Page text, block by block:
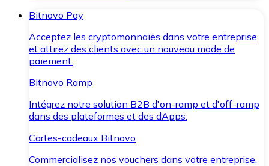
Bitnovo Pay
Acceptez les cryptomonnaies dans votre entreprise
et attirez des clients avec un nouveau mode de
paiement.
Bitnovo Ramp
Intégrez notre solution B2B d'on-ramp et d'off-ramp
dans des plateformes et des dApps.
Cartes-cadeaux Bitnovo
Commercialisez nos vouchers dans votre entreprise.